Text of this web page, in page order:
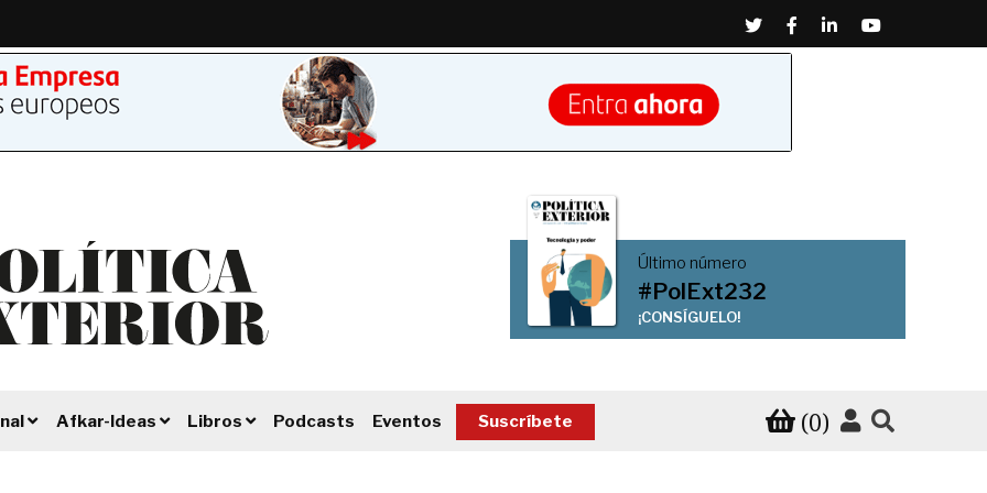
TwitterFacebook
LinkedinYoutube
Último número
#PolExt232
¡CONSÍGUELO!
Afkar-Ideas Libros Podcasts Eventos Suscríbete (0)